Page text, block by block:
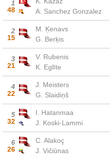
1
48
A. Sanchez Gonzalez
2
15
M. Ķenavs
G. Berķis
3
21
V. Rubenis
K. Eglīte
4
22
J. Meisters
G. Slaidiņš
5
32
I. Hatanmaa
J. Koski-Lammi
6
26
C. Alakoç
J. Vičiūnas